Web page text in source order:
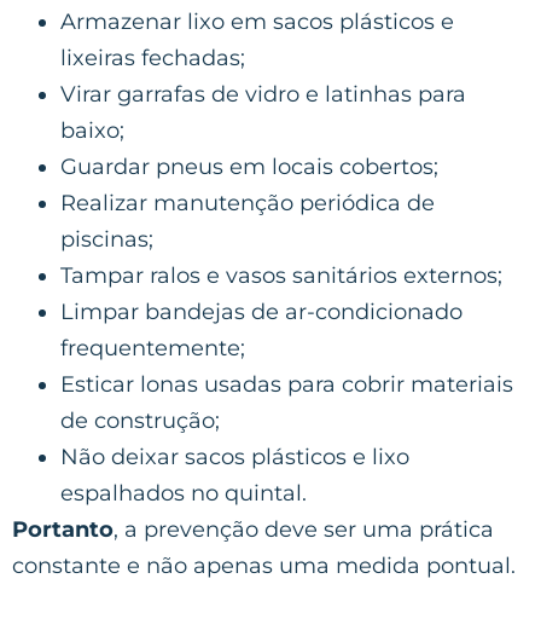
Armazenar lixo em sacos plásticos e
lixeiras fechadas;
Virar garrafas de vidro e latinhas para
baixo;
Guardar pneus em locais cobertos;
Realizar manutenção periódica de
piscinas;
Tampar ralos e vasos sanitários externos;
Limpar bandejas de ar-condicionado
frequentemente;
Esticar lonas usadas para cobrir materiais
de construção;
Não deixar sacos plásticos e lixo
espalhados no quintal.
Portanto, a prevenção deve ser uma prática
constante e não apenas uma medida pontual.